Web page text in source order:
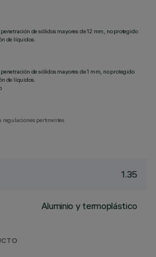
de sólidos mayores de 12 mm, no protegido
de líquidos.
de sólidos mayores de 1 mm, no protegido
de líquidos.
regulaciones pertinentes.
1.35
Aluminio y termoplástico